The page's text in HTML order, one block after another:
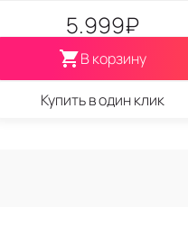
5.999₽
В корзину
Купить в один клик